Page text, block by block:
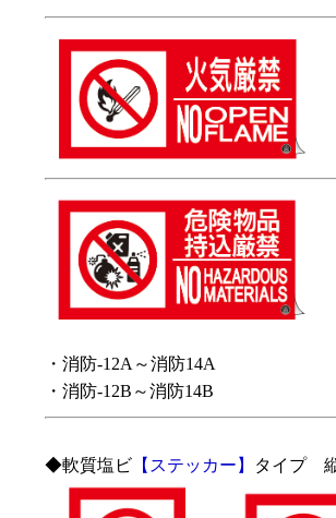
・消防-12A～消防14A
・消防-12B～消防14B
◆軟質塩ビ 【ステッカー】 タイプ